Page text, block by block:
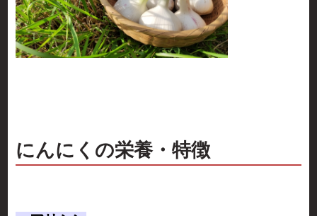
にんにくの栄養・特徴